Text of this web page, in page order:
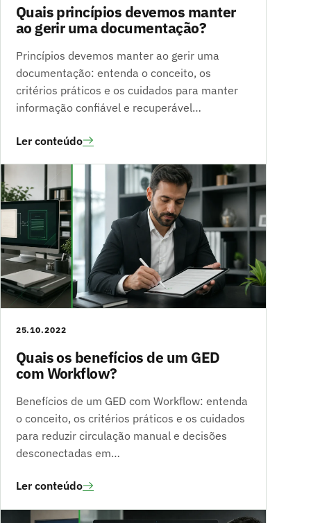
Quais princípios devemos manter
ao gerir uma documentação?
Princípios devemos manter ao gerir uma
documentação: entenda o conceito, os
critérios práticos e os cuidados para manter
informação confiável e recuperável…
Ler conteúdo
25.10.2022
Quais os benefícios de um GED
com Workflow?
Benefícios de um GED com Workflow: entenda
o conceito, os critérios práticos e os cuidados
para reduzir circulação manual e decisões
desconectadas em…
Ler conteúdo